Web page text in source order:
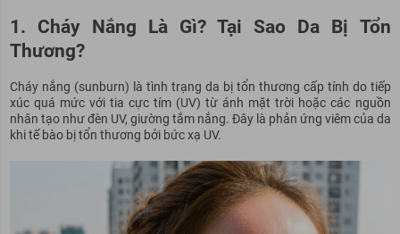
1. Cháy Nắng Là Gì? Tại Sao Da Bị Tổn
Thương?
Cháy nắng (sunburn) là tình trạng da bị tổn thương cấp tính do tiếp
xúc quá mức với tia cực tím (UV) từ ánh mặt trời hoặc các nguồn
nhân tạo như đèn UV, giường tắm nắng. Đây là phản ứng viêm của da
khi tế bào bị tổn thương bởi bức xạ UV.